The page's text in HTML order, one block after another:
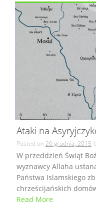
Ataki na
Posted on 26 grudnia, 2015
W przeddzień Świąt
wyznawcy Allaha
Państwa Islamskiego
chrześcijańskich
Read More